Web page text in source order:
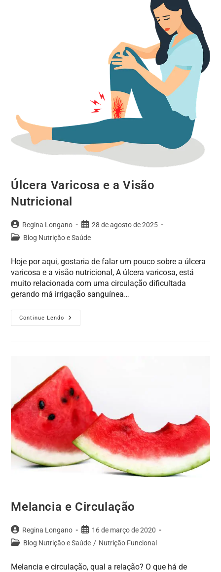
Úlcera Varicosa e a Visão
Nutricional
Regina Longano
28 de agosto de 2025
Blog Nutrição e Saúde
Hoje por aqui, gostaria de falar um pouco sobre a úlcera
varicosa e a visão nutricional, A úlcera varicosa, está
muito relacionada com uma circulação dificultada
gerando má irrigação sanguínea…
Continue Lendo
Melancia e Circulação
Regina Longano
16 de março de 2020
Blog Nutrição e Saúde / Nutrição Funcional
Melancia e circulação, qual a relação? O que há de